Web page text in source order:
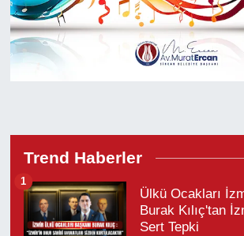
Trend Haberler
Ülkü Ocakları
Burak Kılıç'tan
Sert Tepki
1